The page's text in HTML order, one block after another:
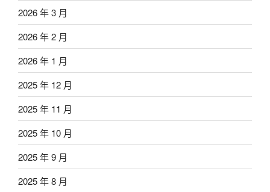
2026 年 3 月
2026 年 2 月
2026 年 1 月
2025 年 12 月
2025 年 11 月
2025 年 10 月
2025 年 9 月
2025 年 8 月